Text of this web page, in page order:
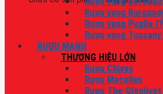
Rượu vang
Rượu vang Puglia
Rượu vang
RƯỢU MẠNH
THƯƠNG HIỆU LỚN
Rượu Chivas
Rượu Macallan
Rượu The Glenlivet